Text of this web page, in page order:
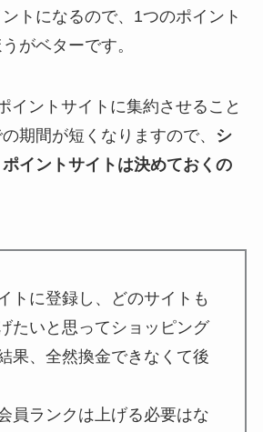
トになるので、1つのポイント
がベターです。
イントサイトに集約させること
期間が短くなりますので、
シ
イントサイトは決めておくの
トに登録し、どのサイトも
たいと思ってショッピング
果、全然換金できなくて後
員ランクは上げる必要はな